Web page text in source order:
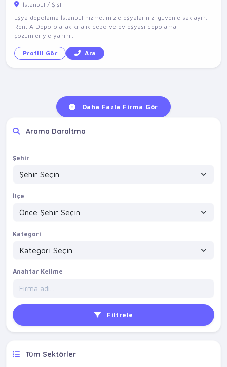
İstanbul / Şişli
Eşya depolama İstanbul hizmetimizle eşyalarınızı güvenle saklayın.
Rent A Depo olarak kiralık depo ve ev eşyası depolama
çözümleriyle yanını...
Profili Gör Ara
Daha Fazla Firma Gör
Arama Daraltma
Şehir
İlçe
Kategori
Anahtar Kelime
Filtrele
Tüm Sektörler